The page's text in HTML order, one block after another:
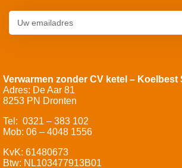
Verwarmen zonder CV ketel – Koelbest
Adres: De Aar 81
8253 PN Dronten
Tel: 0321 – 383 102
Mob: 06 – 4048 1556
KvK: 61480673
Btw: NL103477913B01